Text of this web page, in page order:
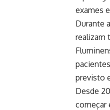
exames
Durante
realizam
previsto
Desde
começar